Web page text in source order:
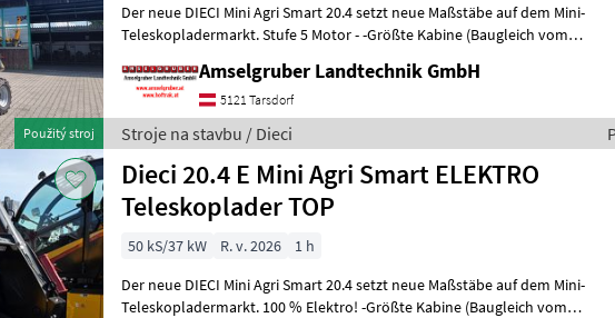
Použitý stroj
Der neue DIECI Mini Agri Smart 20.4 setzt neue Maßstäbe auf dem Mini-
Teleskopladermarkt. Stufe 5 Motor - -Größte Kabine (Baugleich vom
Amselgruber Landtechnik GmbH
5121 Tarsdorf
Stroje na stavbu / Dieci
Dieci 20.4 E Mini Agri Smart ELEKTRO
Teleskoplader TOP
50 kS/37 kW R. v. 2026
1 h
Der neue DIECI Mini Agri Smart 20.4 setzt neue Maßstäbe auf dem Mini-
Teleskopladermarkt. 100 % Elektro! -Größte Kabine (Baugleich vom